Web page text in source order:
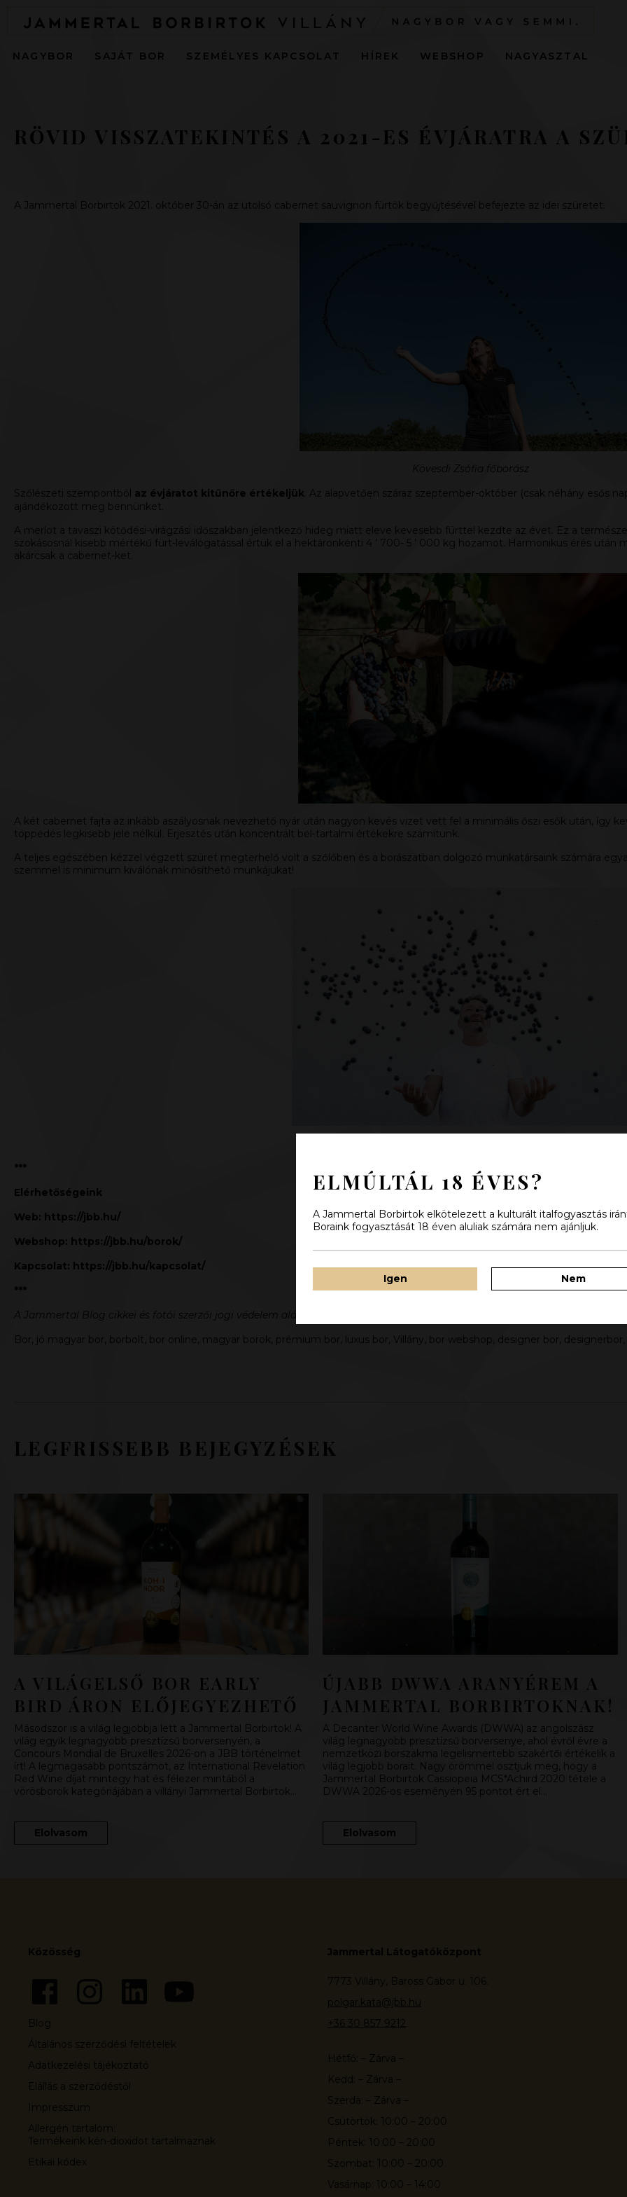
NAGYBOR SAJÁT BOR SZEMÉLYES KAPCSOLAT HÍREK WEBSHOP NAGYASZTAL
RÖVID VISSZATEKINTÉS A 2021-ES ÉVJÁRATRA A
A Jammertal Borbirtok 2021. október 30-án az utolsó cabernet sauvignon fürtök begyűjtésével befejezte az idei szüretet.
Kövesdi Zsófia főborász
Szőlészeti szempontból az évjáratot kitűnőre értékeljük . Az alapvetően száraz szeptember-október (csak néhány esős
ajándékozott meg bennünket.
A merlot a tavaszi kötődési-virágzási időszakban jelentkező hideg miatt eleve kevesebb fürttel kezdte az évet. Ez a
szokásosnál kisebb mértékű fürt-leválogatással értük el a hektáronkénti 4 ’ 700- 5 ’ 000 kg hozamot. Harmonikus érés
akárcsak a cabernet-ket.
A két cabernet fajta az inkább aszályosnak nevezhető nyár után nagyon kevés vizet vett fel a minimális őszi esők után, így
töppedés legkisebb jele nélkül. Erjesztés után koncentrált bel-tartalmi értékekre számítunk.
A teljes egészében kézzel végzett szüret megterhelő volt a szőlőben és a borászatban dolgozó munkatársaink számára
szemmel is minimum kiválónak minősíthető munkájukat!
***
Elérhetőségeink
Web: https://jbb.hu/
Webshop: https://jbb.hu/borok/
Kapcsolat: https://jbb.hu/kapcsolat/
***
A Jammertal Blog cikkei és fotói szerzői jogi védelem alá esnek, a felhasználásuk engedélyköteles:
Bor, jó magyar bor, borbolt, bor online, magyar borok, prémium bor, luxus bor, Villány, bor webshop, designer bor,
LEGFRISSEBB BEJEGYZÉSEK
A VILÁGELSŐ BOR EARLY
BIRD ÁRON ELŐJEGYEZHETŐ
Másodszor is a világ legjobbja lett a Jammertal Borbirtok! A
világ egyik legnagyobb presztízsű borversenyén, a
Concours Mondial de Bruxelles 2026-on a JBB történelmet
írt! A legmagasabb pontszámot, az International Revelation
Red Wine díjat mintegy hat és félezer mintából a
vörösborok kategóriájában a villányi Jammertal Borbirtok…
Elolvasom
ÚJABB DWWA ARANYÉREM A
JAMMERTAL BORBIRTOKNAK!
A Decanter World Wine Awards (DWWA) az angolszász
világ legnagyobb presztízsű borversenye, ahol évről évre a
nemzetközi borszakma legelismertebb szakértői értékelik a
világ legjobb borait. Nagy örömmel osztjuk meg, hogy a
Jammertal Borbirtok Cassiopeia MCS*Achird 2020 tétele a
DWWA 2026-os eseményén 95 pontot ért el…
Elolvasom
Közösség
Blog
Általános szerződési feltételek
Adatkezelési tájékoztató
Elállás a szerződéstől
Impresszum
Allergén tartalom:
Termékeink kén-dioxidot tartalmaznak
Etikai kódex
Jammertal Látogatóközpont
7773 Villány, Baross Gábor u. 106.
polgar.kata@jbb.hu
+36 30 857 9212
Hétfő: – Zárva –
Kedd: – Zárva –
Szerda: – Zárva –
Csütörtök: 10:00 – 20:00
Péntek: 10:00 – 20:00
Szombat: 10:00 – 20:00
Vasárnap: 10:00 – 14:00
ELMÚLTÁL 18 ÉVES?
A Jammertal Borbirtok elkötelezett a kulturált italfogyasztás
Boraink fogyasztását 18 éven aluliak számára nem ajánljuk.
Igen Nem